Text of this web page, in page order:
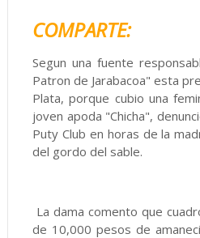
COMPARTE:
Segun una fuente
Patron de Jarabacoa" esta
Plata, porque cubio una
joven apoda "Chicha",
Puty Club en horas de la
del gordo del sable.
La dama comento que
de 10,000 pesos de